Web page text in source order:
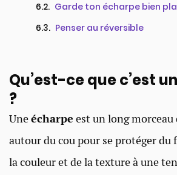
Garde ton écharpe bien
Penser au réversible
Qu’est-ce que c’est
?
Uneécharpe est un long
autour du cou pour se protéger du
la couleur et de la texture à une